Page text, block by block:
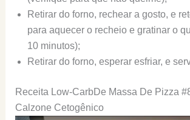
Retirar do forno, rechear a gosto, e
para aquecer o recheio e gratinar o
10 minutos);
Retirar do forno, esperar esfriar, e
Receita Low-CarbDe Massa De Pizza
Calzone Cetogênico